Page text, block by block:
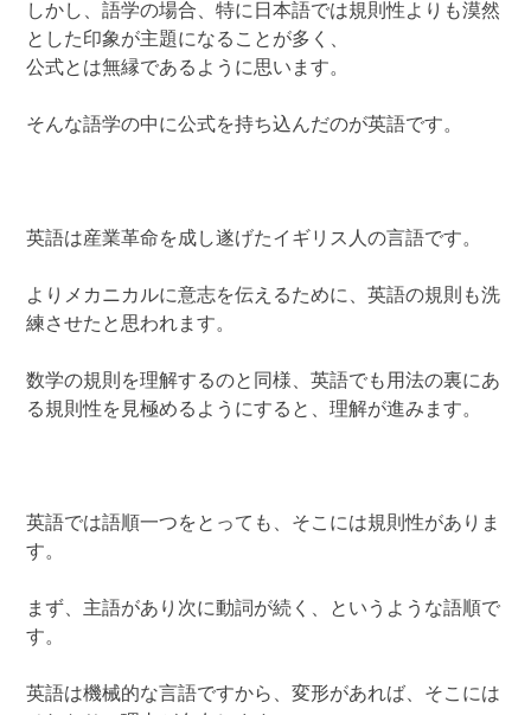
しかし、語学の場合、特に日本語では規則性よりも漠然
とした印象が主題になることが多く、
公式とは無縁であるように思います。
そんな語学の中に公式を持ち込んだのが英語です。
英語は産業革命を成し遂げたイギリス人の言語です。
よりメカニカルに意志を伝えるために、英語の規則も洗
練させたと思われます。
数学の規則を理解するのと同様、英語でも用法の裏にあ
る規則性を見極めるようにすると、理解が進みます。
英語では語順一つをとっても、そこには規則性がありま
す。
まず、主語があり次に動詞が続く、というような語順で
す。
英語は機械的な言語ですから、変形があれば、そこには